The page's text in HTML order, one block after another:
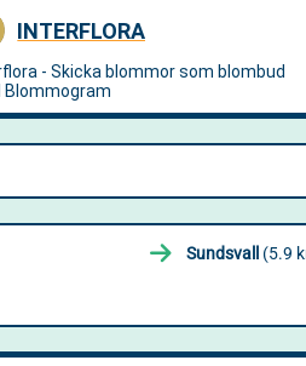
Sundsvall (5.9